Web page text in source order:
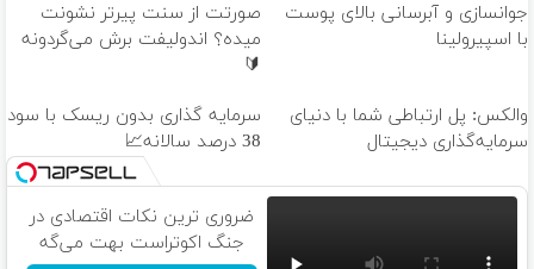
جوانسازی و آبرسانی بالای پوست
با اسپیرولینا
صورتت از سنت پیرتر نشونت
میده؟ اندولیفت برش می‌گردونه
🔰
والکس: پل ارتباطی شما با دنیای
سرمایه‌گذاری دیجیتال
سرمایه گذاری بدون ریسک با سود
38 درصد سالانه📈
ضروری ترین نکات اقتصادی در
جنگ اکوتراست بهت می‌گه